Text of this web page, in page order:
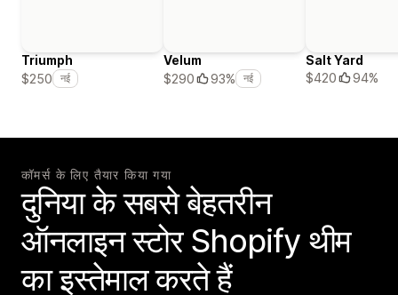
Triumph
$250
नई
Velum
$290
93% नई
Salt Yard
$420
94%
कॉमर्स के लिए तैयार किया गया
दुनिया के सबसे बेहतरीन
ऑनलाइन स्टोर Shopify थीम
का इस्तेमाल करते हैं